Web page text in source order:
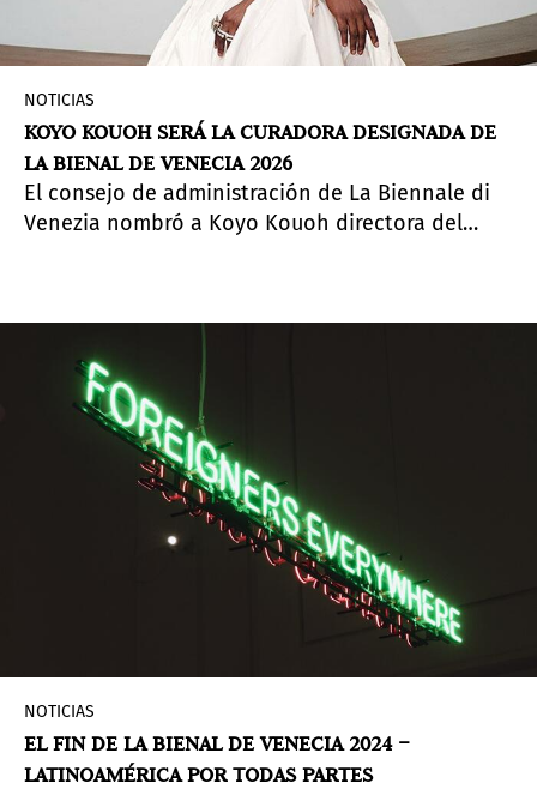
NOTICIAS
KOYO KOUOH SERÁ LA CURADORA DESIGNADA DE
LA BIENAL DE VENECIA 2026
El consejo de administración de La Biennale di
Venezia nombró a Koyo Kouoh directora del
NOTICIAS
EL FIN DE LA BIENAL DE VENECIA 2024 –
LATINOAMÉRICA POR TODAS PARTES